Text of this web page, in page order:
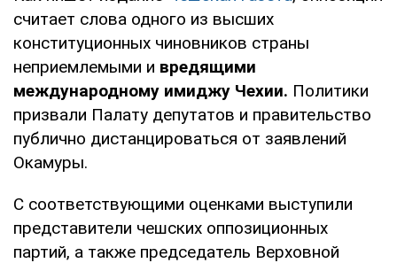
считает слова одного из высших
конституционных чиновников страны
неприемлемыми и вредящими
международному имиджу Чехии. Политики
призвали Палату депутатов и правительство
публично дистанцироваться от заявлений
Окамуры.
С соответствующими оценками выступили
представители чешских оппозиционных
партий, а также председатель Верховной